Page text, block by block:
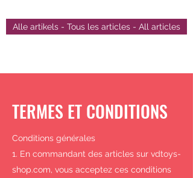
Alle artikels - Tous les articles - All articles
TERMES ET CONDITIONS
Conditions générales
1. En commandant des articles sur vdtoys-
shop.com, vous acceptez ces conditions